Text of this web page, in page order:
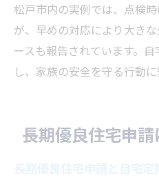
松戸市内の実例では、点検
が、早めの対応により大き
ースも報告されています。
し、家族の安全を守る行動
長期優良住宅申